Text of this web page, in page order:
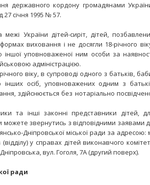
державного кордону громадянами
27 січня 1995 № 57.
України дітей-сиріт, дітей,
виховання і не досягли 18-річного
іншої уповноваженої ним особи за
адміністрацією.
віку, в супроводі одного з батьків,
інших осіб, уповноважених одним з
здійснюється без нотаріально
та інші законні представники дітей,
можете звернутись з відповідними заявами
Дніпровської міської ради за адресою:
у справах дітей виконавчого
вул. Гоголя, 7А (другий поверх).
ради